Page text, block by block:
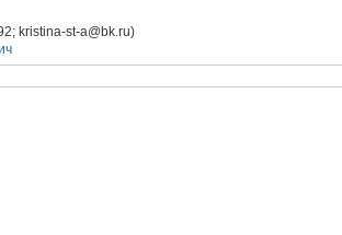
kristina-st-a@bk.ru)